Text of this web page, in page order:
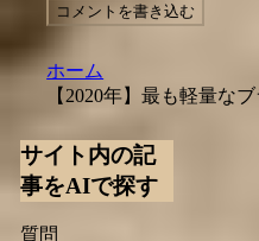
コメントを書き込む
ホーム
【2020年】最も軽量な
サイト内の記
事をAIで探す
質問